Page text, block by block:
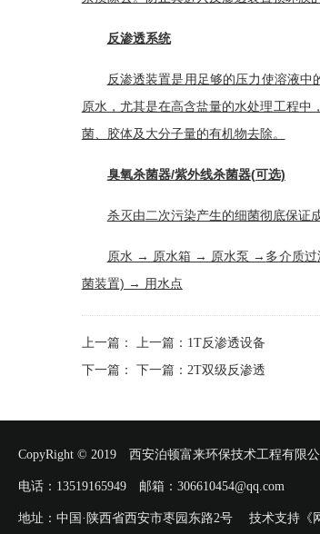
反渗透系统
反渗透装置是用足够的压力使溶液中
原水，尤其是在高含盐量的水处理工程
菌、胶体及大分子量的有机物去除。
臭氧杀菌器/紫外线杀菌器(可选)
杀灭由二次污染产生的细菌彻底保证
原水 → 原水箱 → 原水泵 → 多介质过
菌装置) → 用水点
上一篇： 上一篇： 1T反渗透设备
下一篇： 下一篇： 2T双级反渗透
CopyRight © 2019 西安泊顿富来环保技术工程有限
电话：13519165949 邮箱：306610454@qq.com
地址：中国·陕西省西安市枣园东路2号 技术支持《